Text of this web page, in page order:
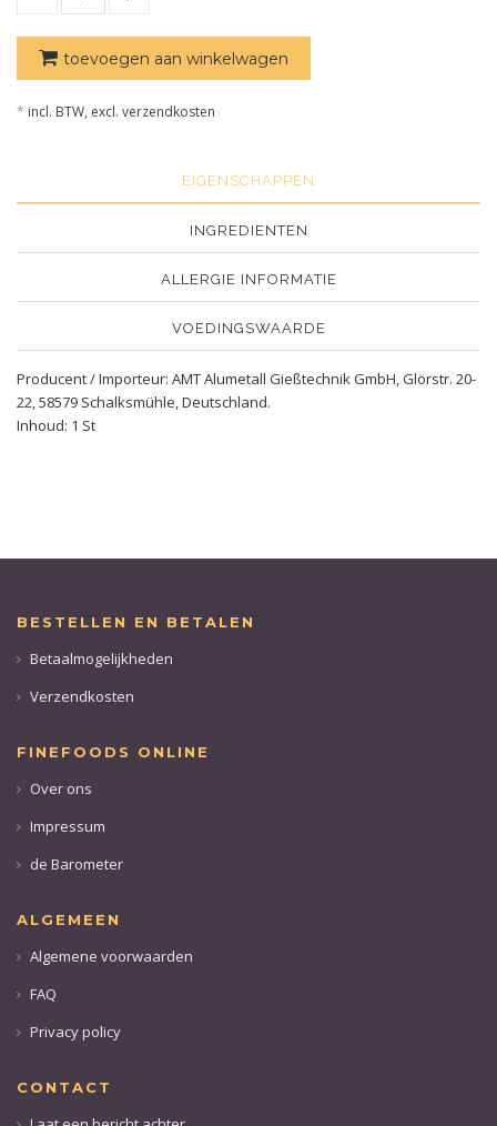
toevoegen aan winkelwagen
* incl. BTW, excl. verzendkosten
EIGENSCHAPPEN
INGREDIENTEN
ALLERGIE INFORMATIE
VOEDINGSWAARDE
Producent / Importeur: AMT Alumetall Gießtechnik GmbH, Glörstr. 20-
22, 58579 Schalksmühle, Deutschland.
Inhoud: 1 St
BESTELLEN EN BETALEN
Betaalmogelijkheden
Verzendkosten
FINEFOODS ONLINE
Over ons
Impressum
de Barometer
ALGEMEEN
Algemene voorwaarden
FAQ
Privacy policy
CONTACT